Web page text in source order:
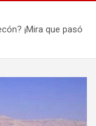
¡Mira que pasó